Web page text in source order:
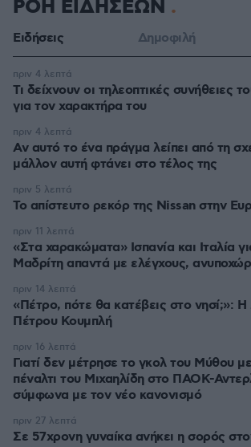
ΡΟΗ ΕΙΔΗΣΕΩΝ
Ειδήσεις Δημοφιλή
Τι δείχνουν οι τηλεοπτικές συνήθειες
για τον χαρακτήρα του
πριν 4 λεπτά
Αν αυτό το ένα πράγμα λείπει από τη
μάλλον αυτή φτάνει στο τέλος της
πριν 4 λεπτά
Το απίστευτο ρεκόρ της Nissan στην
πριν 5 λεπτά
«Στα χαρακώματα» Ισπανία και Ιταλία
Μαδρίτη απαντά με ελέγχους,
πριν 11 λεπτά
«Πέτρο, πότε θα κατέβεις στο νησί;»:
Πέτρου Κουμπλή
πριν 14 λεπτά
Γιατί δεν μέτρησε το γκολ του Μύθου
πέναλτι του Μιχαηλίδη στο ΠΑΟΚ-
σύμφωνα με τον νέο κανονισμό
πριν 16 λεπτά
Σε 57χρονη γυναίκα ανήκει η σορός
πριν 27 λεπτά